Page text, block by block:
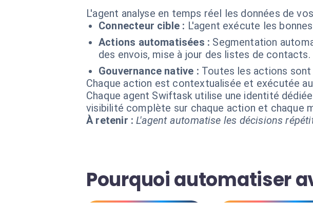
L'agent analyse en temps réel les données de
Connecteur cible : L'agent exécute les
Actions automatisées : Segmentation
des envois, mise à jour des listes de contacts.
Gouvernance native : Toutes les actions
Chaque action est contextualisée et exécutée
Chaque agent Swiftask utilise une identité
visibilité complète sur chaque action et chaque
À retenir : L'agent automatise les décisions
Pourquoi automatiser